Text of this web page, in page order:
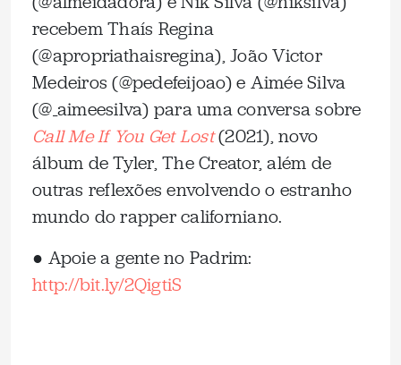
recebem Thaís Regina
(@apropriathaisregina), João Victor
Medeiros (@pedefeijoao) e Aimée Silva
(@_aimeesilva) para uma conversa sobre
Call Me If You Get Lost(2021), novo
álbum de Tyler, The Creator, além de
outras reflexões envolvendo o estranho
mundo do rapper californiano.
● Apoie a gente no Padrim:
http://bit.ly/2QigtiS